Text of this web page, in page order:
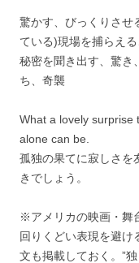
驚かす、びっくりさせ
ている)現場を捕らえ
秘密を聞き出す、驚き
ち、奇襲
What a lovely surprise
alone can be.
孤独の果てに寂しさを
きでしょう。
※アメリカの映画・舞
回りくどい表現を避け
文も掲載しておく。”